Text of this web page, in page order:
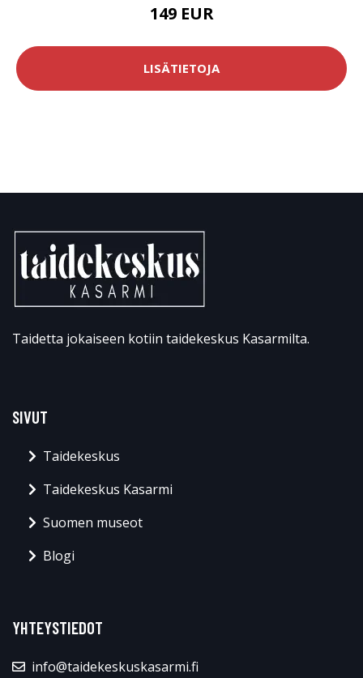
149 EUR
LISÄTIETOJA
Taidetta jokaiseen kotiin taidekeskus Kasarmilta.
SIVUT
Taidekeskus
Taidekeskus Kasarmi
Suomen museot
Blogi
YHTEYSTIEDOT
info@taidekeskuskasarmi.fi